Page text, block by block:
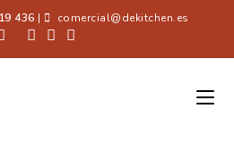
436 | comercial@dekitchen.es